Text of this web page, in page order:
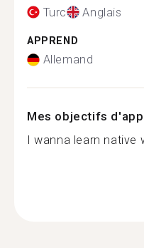
Turc Anglais
APPREND
Allemand
Mes objectifs
I wanna learn native